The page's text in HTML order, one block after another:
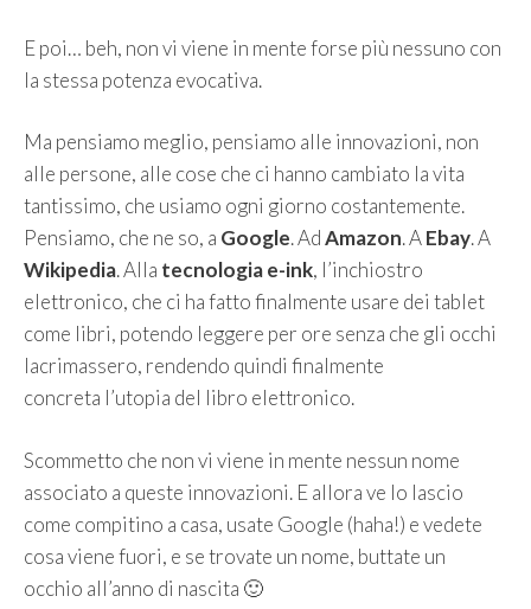
E poi… beh, non vi viene in mente forse più nessuno con
la stessa potenza evocativa.
Ma pensiamo meglio, pensiamo alle innovazioni, non
alle persone, alle cose che ci hanno cambiato la vita
tantissimo, che usiamo ogni giorno costantemente.
Pensiamo, che ne so, a Google. AdAmazon. AEbay. A
Wikipedia. Alla tecnologia e-ink, l’inchiostro
elettronico, che ci ha fatto finalmente usare dei tablet
come libri, potendo leggere per ore senza che gli occhi
lacrimassero, rendendo quindi finalmente
concreta l’utopia del libro elettronico.
Scommetto che non vi viene in mente nessun nome
associato a queste innovazioni. E allora ve lo lascio
come compitino a casa, usate Google (haha!) e vedete
cosa viene fuori, e se trovate un nome, buttate un
occhio all’anno di nascita 🙂